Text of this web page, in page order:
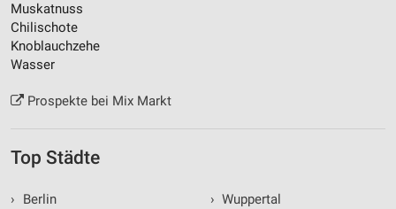
Muskatnuss
Chilischote
Knoblauchzehe
Wasser
Prospekte bei Mix Markt
Top Städte
›
Berlin
› Wuppertal